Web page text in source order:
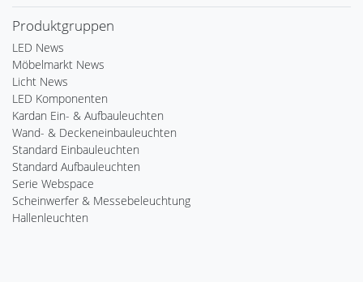
Produktgruppen
LED News
Möbelmarkt News
Licht News
LED Komponenten
Kardan Ein- & Aufbauleuchten
Wand- & Deckeneinbauleuchten
Standard Einbauleuchten
Standard Aufbauleuchten
Serie Webspace
Scheinwerfer & Messebeleuchtung
Hallenleuchten